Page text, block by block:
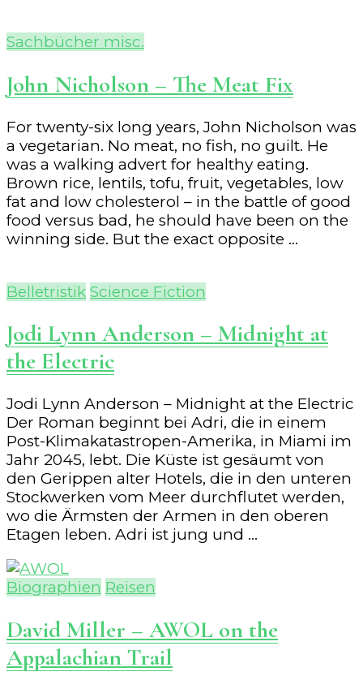
Sachbücher misc.
John Nicholson – The Meat Fix
For twenty-six long years, John Nicholson was
a vegetarian. No meat, no fish, no guilt. He
was a walking advert for healthy eating.
Brown rice, lentils, tofu, fruit, vegetables, low
fat and low cholesterol – in the battle of good
food versus bad, he should have been on the
winning side. But the exact opposite …
Belletristik Science Fiction
Jodi Lynn Anderson – Midnight at
the Electric
Jodi Lynn Anderson – Midnight at the Electric
Der Roman beginnt bei Adri, die in einem
Post-Klimakatastropen-Amerika, in Miami im
Jahr 2045, lebt. Die Küste ist gesäumt von
den Gerippen alter Hotels, die in den unteren
Stockwerken vom Meer durchflutet werden,
wo die Ärmsten der Armen in den oberen
Etagen leben. Adri ist jung und …
Biographien Reisen
David Miller – AWOL on the
Appalachian Trail